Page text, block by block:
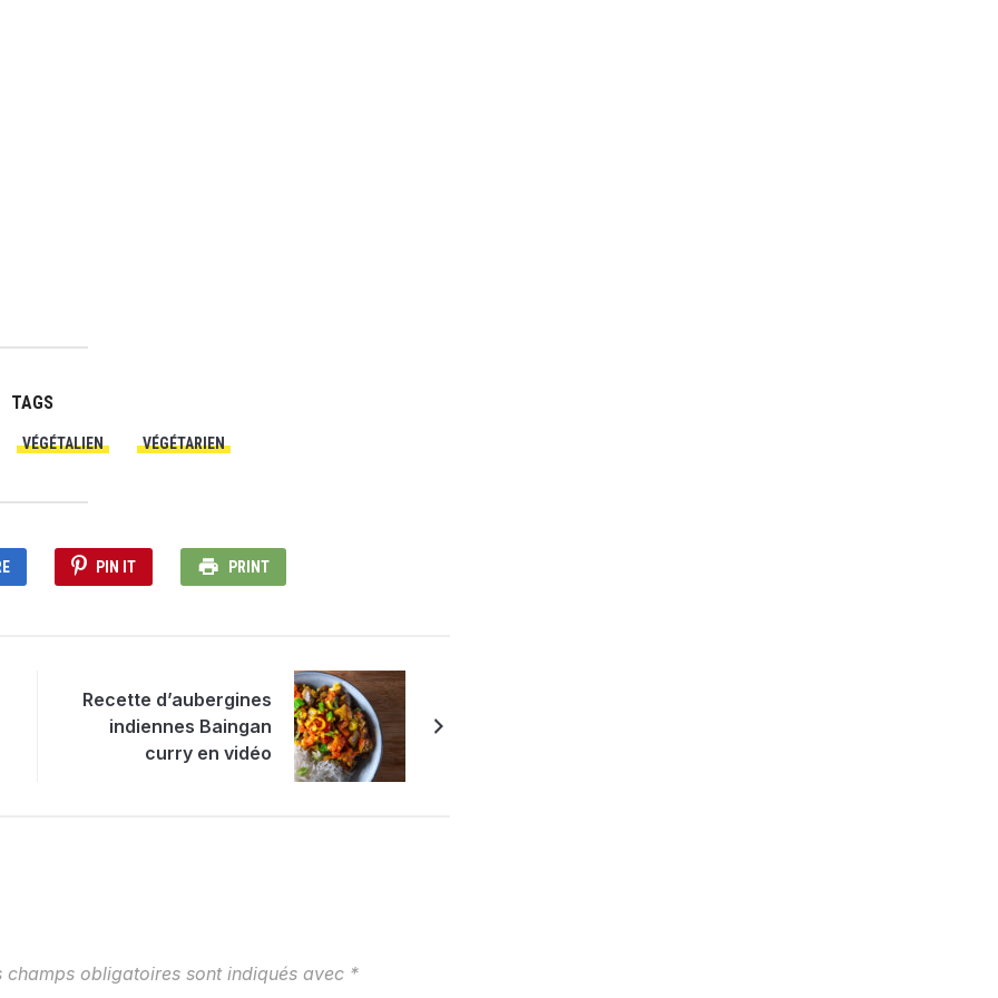
TAGS
VÉGÉTALIEN VÉGÉTARIEN
PIN IT PRINT
Recette d’aubergines
indiennes Baingan
curry en vidéo
champs obligatoires sont indiqués avec *